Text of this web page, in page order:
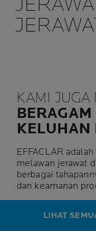
KAMI JUGA
KELUHAN
EFFACLAR
melawan jerawat
berbagai
dan keamanan
LIHAT